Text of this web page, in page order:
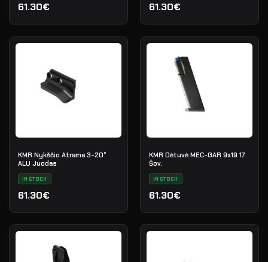
61.30€ 61.30€
KMR Nykščio Atrama 3-20°
ALU Juodas
IN STOCK
61.30€
KMR Dėtuvė MEC-GAR 9x19 17
Šov.
IN STOCK
61.30€